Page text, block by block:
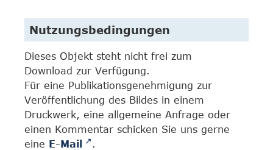
Nutzungsbedingungen
Dieses Objekt steht nicht frei zum
Download zur Verfügung.
Für eine Publikationsgenehmigung zur
Veröffentlichung des Bildes in einem
Druckwerk, eine allgemeine Anfrage oder
einen Kommentar schicken Sie uns gerne
eine E-Mail
.